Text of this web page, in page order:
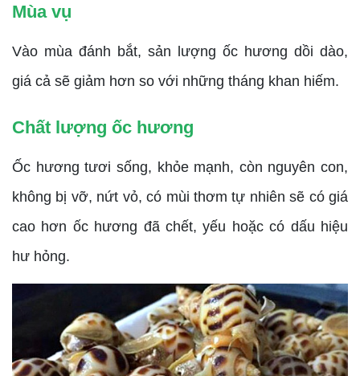
Mùa vụ
Vào mùa đánh bắt, sản lượng ốc hương dồi dào,
giá cả sẽ giảm hơn so với những tháng khan hiếm.
Chất lượng ốc hương
Ốc hương tươi sống, khỏe mạnh, còn nguyên con,
không bị vỡ, nứt vỏ, có mùi thơm tự nhiên sẽ có giá
cao hơn ốc hương đã chết, yếu hoặc có dấu hiệu
hư hỏng.